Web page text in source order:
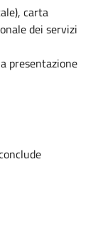
carta
dei servizi
presentazione